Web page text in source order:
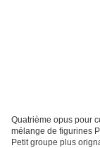
Quatrième opus pour
mélange de figurines
Petit groupe plus